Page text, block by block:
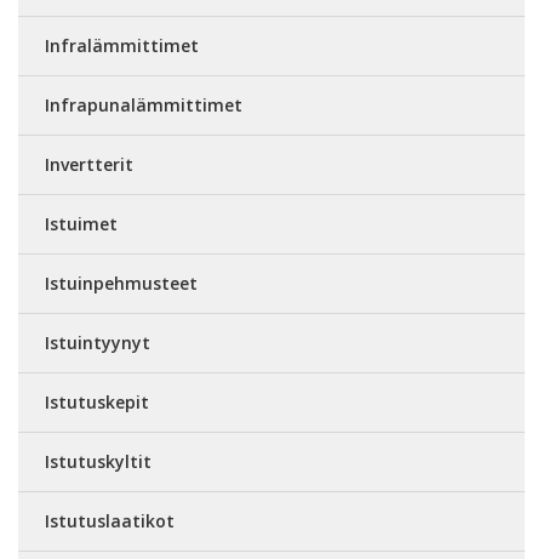
Infralämmittimet
Infrapunalämmittimet
Invertterit
Istuimet
Istuinpehmusteet
Istuintyynyt
Istutuskepit
Istutuskyltit
Istutuslaatikot